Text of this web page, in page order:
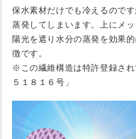
保水素材だけでも冷えるので
蒸発してしまいます。上にメ
陽光を遮り水分の蒸発を効果
徴です。
※この繊維構造は特許登録さ
５１８１６号」